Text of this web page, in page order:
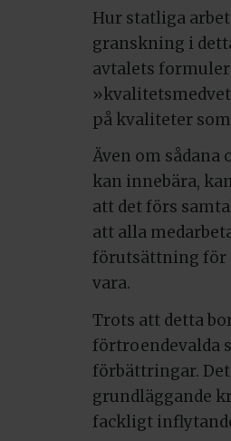
Hur statliga
granskning i
avtalets
på kvaliteter
Även om
kan innebära,
att det förs
att alla
förutsättning för
vara.
Trots att detta
förtroendevalda
förbättringar.
grundläggande
fackligt